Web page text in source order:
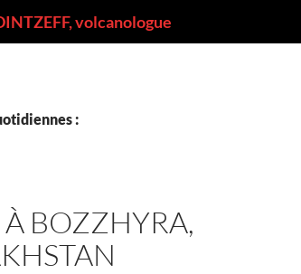
volcanologue
:
À BOZZHYRA,